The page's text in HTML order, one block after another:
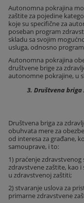
Autonomna pokrajina
zaštite za pojedine
koje su specifične za
poseban program
skladu sa svojim
usluga, odnosno
Autonomna pokrajina
društvene brige za
autonomne pokrajine, u
3. Društvena
Društvena briga za
obuhvata mere za
od interesa za građane,
samouprave, i to:
1) praćenje
zdravstvene zaštite, kao
u zdravstvenoj zaštiti;
2) stvaranje uslova za
primarne zdravstvene